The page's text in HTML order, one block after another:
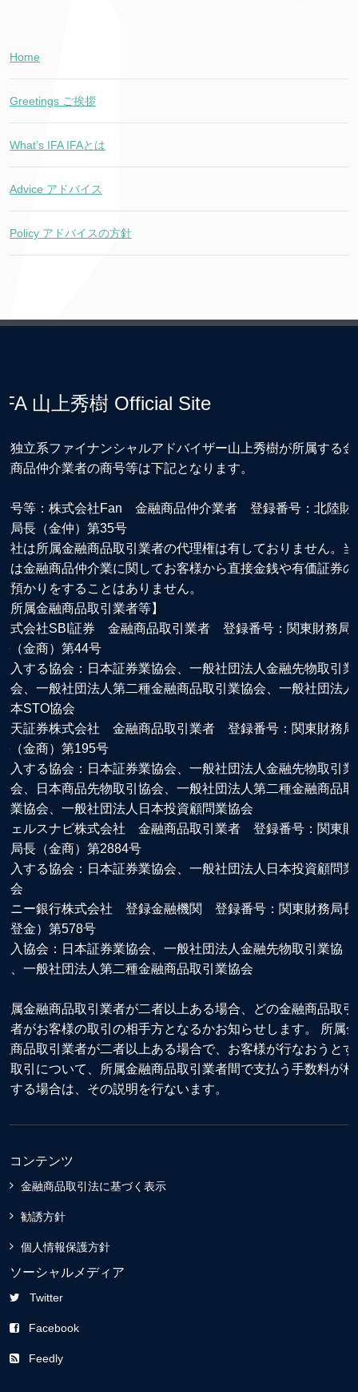
Home
Greetings ご挨拶
What’s IFA IFAとは
Advice アドバイス
Policy アドバイスの方針
山上秀樹 Official Site
独立系ファイナンシャルアドバイザー山上秀樹が所属する金
商品仲介業者の商号等は下記となります。
号等：株式会社Fan 金融商品仲介業者 登録番号：北陸財
局長（金仲）第35号
社は所属金融商品取引業者の代理権は有しておりません。当
は金融商品仲介業に関してお客様から直接金銭や有価証券の
預かりをすることはありません。
所属金融商品取引業者等】
式会社SBI証券 金融商品取引業者 登録番号：関東財務局
（金商）第44号
入する協会：日本証券業協会、一般社団法人金融先物取引業
会、一般社団法人第二種金融商品取引業協会、一般社団法人
本STO協会
天証券株式会社 金融商品取引業者 登録番号：関東財務局
（金商）第195号
入する協会：日本証券業協会、一般社団法人金融先物取引業
会、日本商品先物取引協会、一般社団法人第二種金融商品取
業協会、一般社団法人日本投資顧問業協会
ェルスナビ株式会社 金融商品取引業者 登録番号：関東財
局長（金商）第2884号
入する協会：日本証券業協会、一般社団法人日本投資顧問業
会
ニー銀行株式会社 登録金融機関 登録番号：関東財務局長
登金）第578号
入協会：日本証券業協会、一般社団法人金融先物取引業協
、一般社団法人第二種金融商品取引業協会
属金融商品取引業者が二者以上ある場合、どの金融商品取引
者がお客様の取引の相手方となるかお知らせします。 所属金
商品取引業者が二者以上ある場合で、お客様が行なおうとす
取引について、所属金融商品取引業者間で支払う手数料が相
する場合は、その説明を行ないます。
コンテンツ
金融商品取引法に基づく表示
勧誘方針
個人情報保護方針
ソーシャルメディア
Twitter
Facebook
Feedly